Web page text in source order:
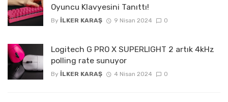
Oyuncu Klavyesini Tanıttı!
By İLKER KARAŞ 9 Nisan 2024 0
Logitech G PRO X SUPERLIGHT 2 artık 4kHz
polling rate sunuyor
By İLKER KARAŞ 4 Nisan 2024 0